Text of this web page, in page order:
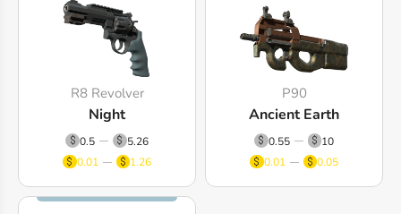
R8 Revolver
Night
0.5
5.26
0.01
1.26
P90
Ancient Earth
0.55
10
0.01
0.05